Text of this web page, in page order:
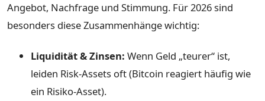
Angebot, Nachfrage und Stimmung. Für 2026 sind
besonders diese Zusammenhänge wichtig:
Liquidität & Zinsen: Wenn Geld „teurer“ ist,
leiden Risk-Assets oft (Bitcoin reagiert häufig wie
ein Risiko-Asset).